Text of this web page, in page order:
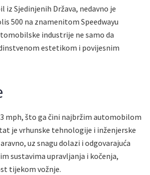
Sjedinjenih Država, nedavno je
500 na znamenitom Speedwayu
industrije ne samo da
estetikom i povijesnim
mph, što ga čini najbržim automobilom
je vrhunske tehnologije i inženjerske
uz snagu dolazi i odgovarajuća
sustavima upravljanja i kočenja,
tijekom vožnje.